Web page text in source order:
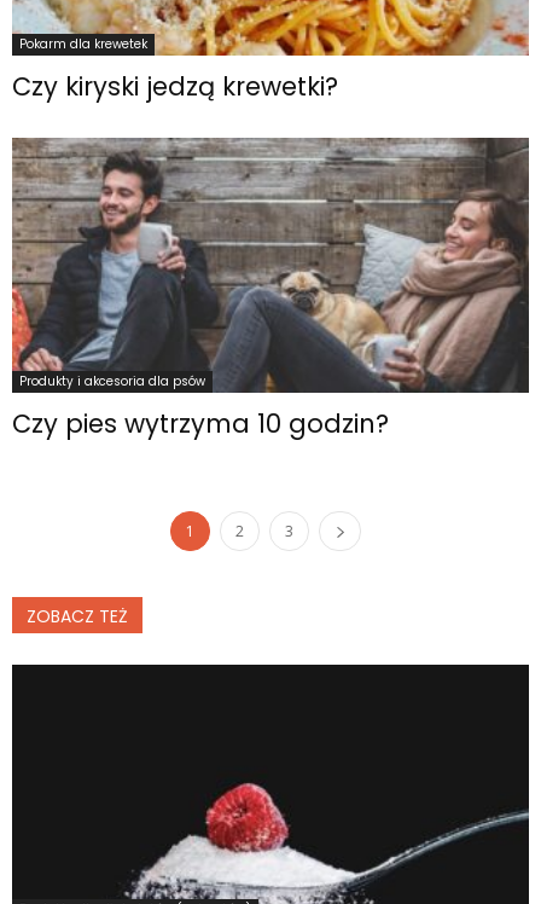
Pokarm dla krewetek
Czy kiryski jedzą krewetki?
Produkty i akcesoria dla psów
Czy pies wytrzyma 10 godzin?
1 2 3
ZOBACZ TEŻ